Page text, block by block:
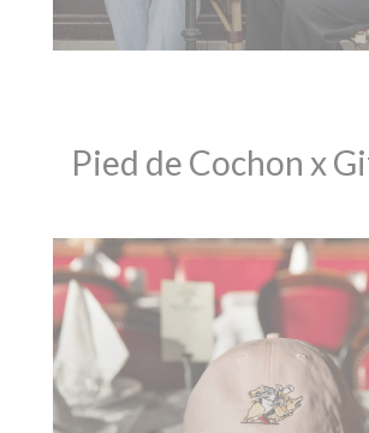
Pied de Cochon x